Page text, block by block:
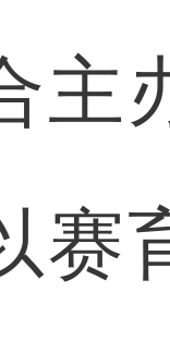
主
赛